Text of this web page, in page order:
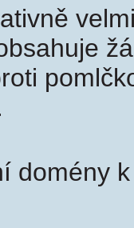
domény